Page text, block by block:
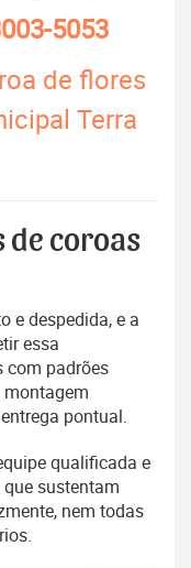
5053
de flores
Terra
de coroas
e despedida, e a
essa
com padrões
pontual.
qualificada e
sustentam
nem todas